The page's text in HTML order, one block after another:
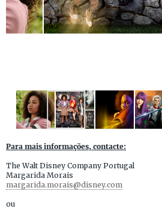
Para mais informações, contacte:
The Walt Disney Company Portugal
Margarida Morais
margarida.morais@disney.com
ou